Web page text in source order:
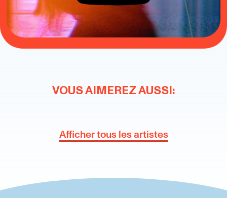
VOUS AIMEREZ AUSSI:
Afficher tous les artistes